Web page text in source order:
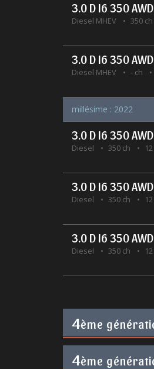
3.0 D I6 350
Diesel MHEV 350 ch
3.0 D I6 350
Diesel MHEV - ch
millésime : 2022
3.0 D I6 350 AWD
Diesel 350 ch
3.0 D I6 350
Diesel 350 ch
3.0 D I6 350
Diesel 350 ch
4ème
4ème